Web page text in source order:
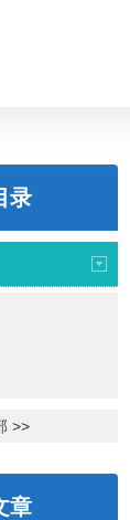
录
>>
章